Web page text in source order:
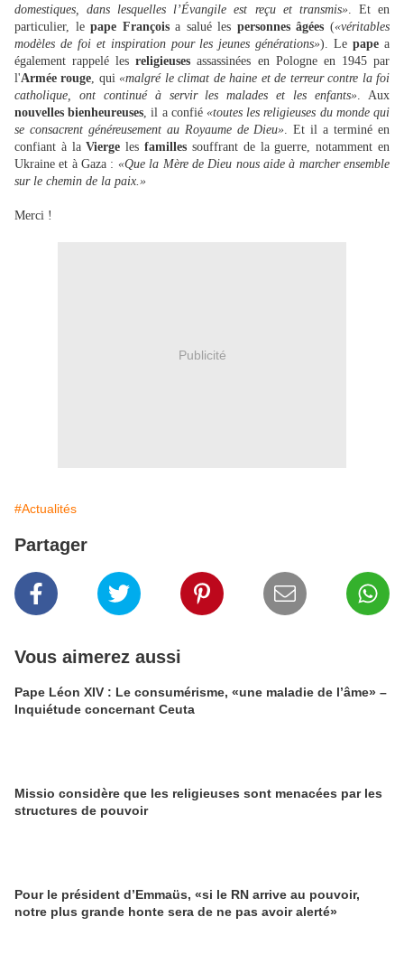
domestiques, dans lesquelles l’Évangile est reçu et transmis». Et en
particulier, lepape Françoisa salué les personnes âgées («véritables
modèles de foi et inspiration pour les jeunes générations»). Lepape a
également rappelé lesreligieuses assassinées en Pologne en 1945 par
l'Armée rouge, qui«malgré le climat de haine et de terreur contre la foi
catholique, ont continué à servir les malades et les enfants». Aux
nouvelles bienheureuses, il a confié«toutes les religieuses du monde qui
se consacrent généreusement au Royaume de Dieu». Et il a terminé en
confiant à laVierge lesfamilles souffrant de la guerre, notamment en
Ukraine et à Gaza : «Que la Mère de Dieu nous aide à marcher ensemble
sur le chemin de la paix.»
Merci !
Publicité
#Actualités
Partager
Vous aimerez aussi
Pape Léon XIV : Le consumérisme, «une maladie de l’âme» –
Inquiétude concernant Ceuta
Missio considère que les religieuses sont menacées par les
structures de pouvoir
Pour le président d’Emmaüs, «si le RN arrive au pouvoir,
notre plus grande honte sera de ne pas avoir alerté»